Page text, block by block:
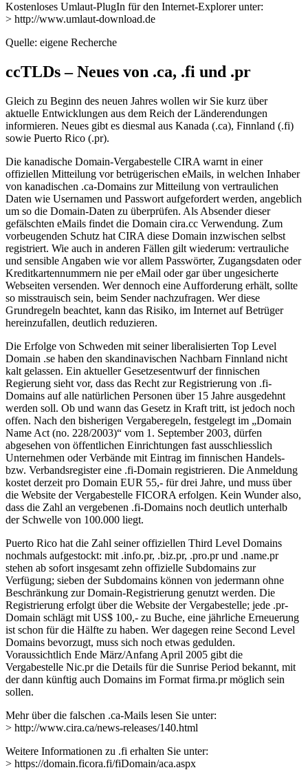
Kostenloses Umlaut-PlugIn für den Internet-Explorer unter:
> http://www.umlaut-download.de
Quelle: eigene Recherche
ccTLDs – Neues von .ca, .fi und .pr
Gleich zu Beginn des neuen Jahres wollen wir Sie kurz über
aktuelle Entwicklungen aus dem Reich der Länderendungen
informieren. Neues gibt es diesmal aus Kanada (.ca), Finnland (.fi)
sowie Puerto Rico (.pr).
Die kanadische Domain-Vergabestelle CIRA warnt in einer
offiziellen Mitteilung vor betrügerischen eMails, in welchen Inhaber
von kanadischen .ca-Domains zur Mitteilung von vertraulichen
Daten wie Usernamen und Passwort aufgefordert werden, angeblich
um so die Domain-Daten zu überprüfen. Als Absender dieser
gefälschten eMails findet die Domain cira.cc Verwendung. Zum
vorbeugenden Schutz hat CIRA diese Domain inzwischen selbst
registriert. Wie auch in anderen Fällen gilt wiederum: vertrauliche
und sensible Angaben wie vor allem Passwörter, Zugangsdaten oder
Kreditkartennummern nie per eMail oder gar über ungesicherte
Webseiten versenden. Wer dennoch eine Aufforderung erhält, sollte
so misstrauisch sein, beim Sender nachzufragen. Wer diese
Grundregeln beachtet, kann das Risiko, im Internet auf Betrüger
hereinzufallen, deutlich reduzieren.
Die Erfolge von Schweden mit seiner liberalisierten Top Level
Domain .se haben den skandinavischen Nachbarn Finnland nicht
kalt gelassen. Ein aktueller Gesetzesentwurf der finnischen
Regierung sieht vor, dass das Recht zur Registrierung von .fi-
Domains auf alle natürlichen Personen über 15 Jahre ausgedehnt
werden soll. Ob und wann das Gesetz in Kraft tritt, ist jedoch noch
offen. Nach den bisherigen Vergaberegeln, festgelegt im „Domain
Name Act (no. 228/2003)“ vom 1. September 2003, dürfen
abgesehen von öffentlichen Einrichtungen fast ausschliesslich
Unternehmen oder Verbände mit Eintrag im finnischen Handels-
bzw. Verbandsregister eine .fi-Domain registrieren. Die Anmeldung
kostet derzeit pro Domain EUR 55,- für drei Jahre, und muss über
die Website der Vergabestelle FICORA erfolgen. Kein Wunder also,
dass die Zahl an vergebenen .fi-Domains noch deutlich unterhalb
der Schwelle von 100.000 liegt.
Puerto Rico hat die Zahl seiner offiziellen Third Level Domains
nochmals aufgestockt: mit .info.pr, .biz.pr, .pro.pr und .name.pr
stehen ab sofort insgesamt zehn offizielle Subdomains zur
Verfügung; sieben der Subdomains können von jedermann ohne
Beschränkung zur Domain-Registrierung genutzt werden. Die
Registrierung erfolgt über die Website der Vergabestelle; jede .pr-
Domain schlägt mit US$ 100,- zu Buche, eine jährliche Erneuerung
ist schon für die Hälfte zu haben. Wer dagegen reine Second Level
Domains bevorzugt, muss sich noch etwas gedulden.
Voraussichtlich Ende März/Anfang April 2005 gibt die
Vergabestelle Nic.pr die Details für die Sunrise Period bekannt, mit
der dann künftig auch Domains im Format firma.pr möglich sein
sollen.
Mehr über die falschen .ca-Mails lesen Sie unter:
> http://www.cira.ca/news-releases/140.html
Weitere Informationen zu .fi erhalten Sie unter:
> https://domain.ficora.fi/fiDomain/aca.aspx